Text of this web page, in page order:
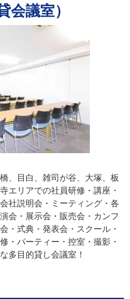
会議室）
、目白、雑司が谷、大塚、板
エリアでの社員研修・講座・
社説明会・ミーティング・各
会・展示会・販売会・カンフ
・式典・発表会・スクール・
・パーティー・控室・撮影・
多目的貸し会議室！